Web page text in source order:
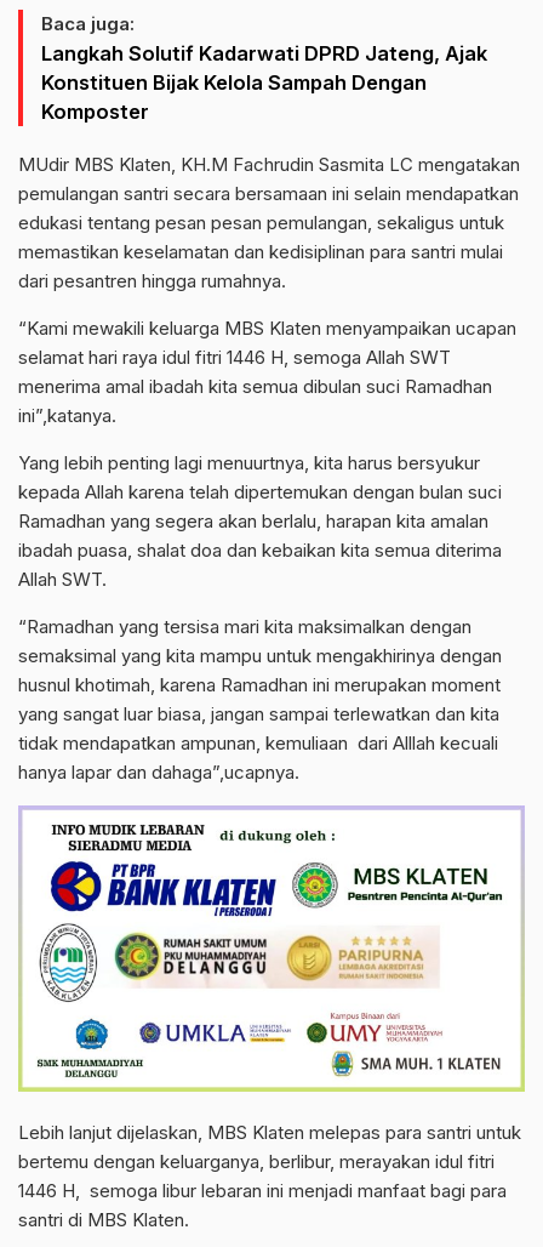
Baca juga:
Langkah Solutif Kadarwati DPRD Jateng, Ajak
Konstituen Bijak Kelola Sampah Dengan
Komposter
MUdir MBS Klaten, KH.M Fachrudin Sasmita LC mengatakan
pemulangan santri secara bersamaan ini selain mendapatkan
edukasi tentang pesan pesan pemulangan, sekaligus untuk
memastikan keselamatan dan kedisiplinan para santri mulai
dari pesantren hingga rumahnya.
“Kami mewakili keluarga MBS Klaten menyampaikan ucapan
selamat hari raya idul fitri 1446 H, semoga Allah SWT
menerima amal ibadah kita semua dibulan suci Ramadhan
ini”,katanya.
Yang lebih penting lagi menuurtnya, kita harus bersyukur
kepada Allah karena telah dipertemukan dengan bulan suci
Ramadhan yang segera akan berlalu, harapan kita amalan
ibadah puasa, shalat doa dan kebaikan kita semua diterima
Allah SWT.
“Ramadhan yang tersisa mari kita maksimalkan dengan
semaksimal yang kita mampu untuk mengakhirinya dengan
husnul khotimah, karena Ramadhan ini merupakan moment
yang sangat luar biasa, jangan sampai terlewatkan dan kita
tidak mendapatkan ampunan, kemuliaan dari Alllah kecuali
hanya lapar dan dahaga”,ucapnya.
Lebih lanjut dijelaskan, MBS Klaten melepas para santri untuk
bertemu dengan keluarganya, berlibur, merayakan idul fitri
1446 H, semoga libur lebaran ini menjadi manfaat bagi para
santri di MBS Klaten.